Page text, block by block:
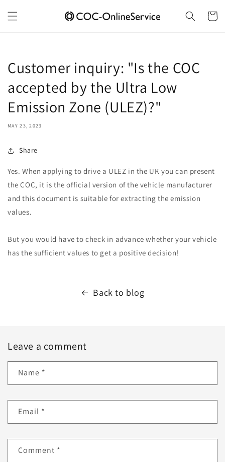
content
Cart
Customer inquiry: "Is the COC
accepted by the Ultra Low
Emission Zone (ULEZ)?"
MAY 23, 2023
Share
Yes. When applying to drive a ULEZ in the UK you can present
the COC, it is the official version of the vehicle manufacturer
and this document is suitable for extracting the emission
values.
But you would have to check in advance whether your vehicle
has the sufficient values to get a positive decision!
Back to blog
Leave a comment
Name *
Email *
Comment *